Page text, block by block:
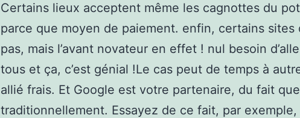
Certains lieux acceptent même les cagnottes du
parce que moyen de paiement. enfin, certains sites
pas, mais l’avant novateur en effet ! nul besoin
tous et ça, c’est génial !Le cas peut de temps à
allié frais. Et Google est votre partenaire, du fait que
traditionnellement. Essayez de ce fait, par